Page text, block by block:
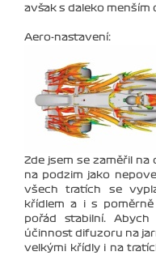
avšak s daleko menším
Aero-nastavení:
Zde jsem se zaměřil na
na podzim jako
všech tratích se
křídlem a i s
pořád stabilní.
účinnost difuzoru na
velkými křídly i na